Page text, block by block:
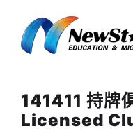
141411 持牌
Licensed